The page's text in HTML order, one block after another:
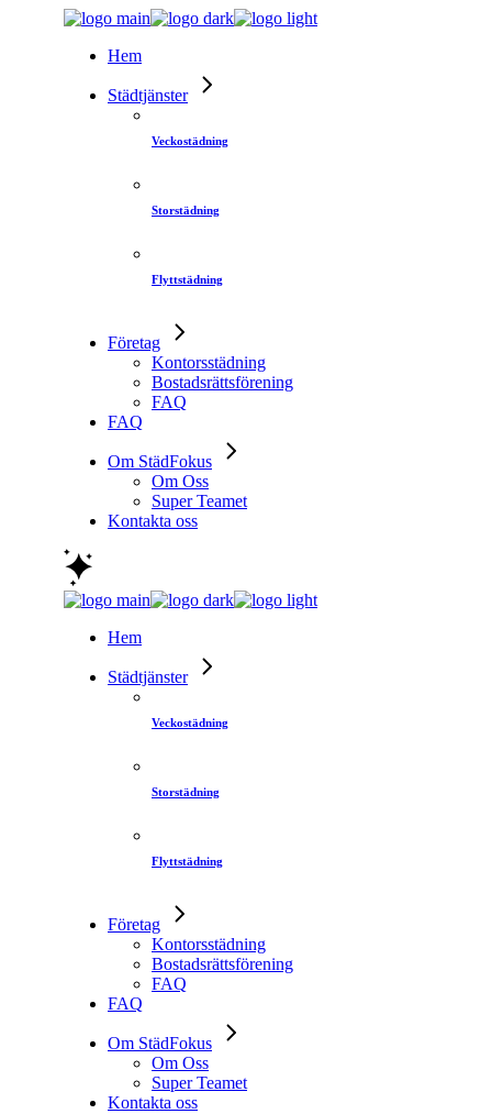
Hem
Städtjänster
Veckostädning
Storstädning
Flyttstädning
Företag
Kontorsstädning
Bostadsrättsförening
FAQ
FAQ
Om StädFokus
Om Oss
Super Teamet
Kontakta oss
Hem
Städtjänster
Veckostädning
Storstädning
Flyttstädning
Företag
Kontorsstädning
Bostadsrättsförening
FAQ
FAQ
Om StädFokus
Om Oss
Super Teamet
Kontakta oss